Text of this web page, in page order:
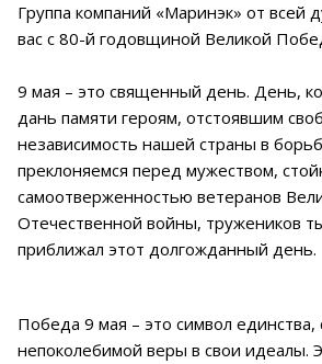
Группа компаний «Маринэк» от всей
вас с 80-й годовщиной Великой
9 мая – это священный день. День,
дань памяти героям, отстоявшим
независимость нашей страны в
преклоняемся перед мужеством,
самоотверженностью ветеранов
Отечественной войны, тружеников
приближал этот долгожданный день.
Победа 9 мая – это символ единства,
непоколебимой веры в свои идеалы.